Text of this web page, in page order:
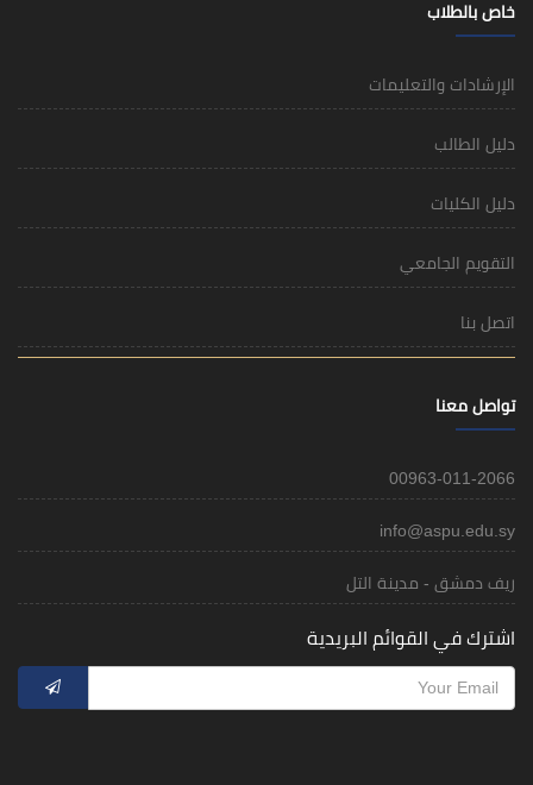
خاص بالطلاب
الإرشادات والتعليمات
دليل الطالب
دليل الكليات
التقويم الجامعي
اتصل بنا
تواصل معنا
00963-011-2066
info@aspu.edu.sy
ريف دمشق - مدينة التل
اشترك في القوائم البريدية